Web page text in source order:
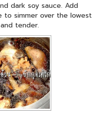
dark soy sauce. Add
to simmer over the lowest
tender.